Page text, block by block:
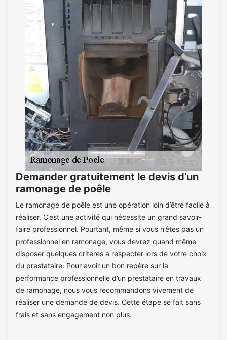
Demander gratuitement le devis d’un
ramonage de poêle
Le ramonage de poêle est une opération loin d’être facile à
réaliser. C’est une activité qui nécessite un grand savoir-
faire professionnel. Pourtant, même si vous n’êtes pas un
professionnel en ramonage, vous devrez quand même
disposer quelques critères à respecter lors de votre choix
du prestataire. Pour avoir un bon repère sur la
performance professionnelle d’un prestataire en travaux
de ramonage, nous vous recommandons vivement de
réaliser une demande de devis. Cette étape se fait sans
frais et sans engagement non plus.